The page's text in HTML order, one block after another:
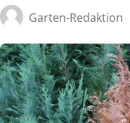
Garten-Redaktion